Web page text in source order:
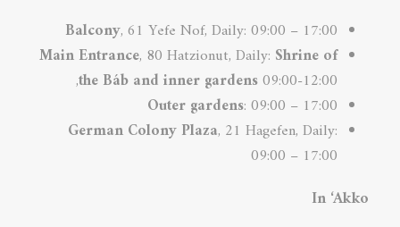
Balcony, 61 Yefe Nof, Daily: 09:00 – 17:00
Main Entrance, 80 Hatzionut, Daily: Shrine of
the Báb and inner gardens09:00-12:00,
Outer gardens: 09:00 – 17:00
German Colony Plaza, 21 Hagefen, Daily:
09:00 – 17:00
In ‘Akko